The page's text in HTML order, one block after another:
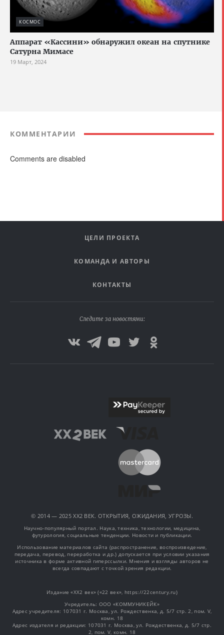
КОСМОС
Аппарат «Кассини» обнаружил океан на спутнике
Сатурна Мимасе
19 Март, 2024
КОММЕНТАРИИ
Comments are disabled
ЦЕЛИ ПРОЕКТА
КОМАНДА И АВТОРЫ
КОНТАКТЫ
Следите за новостями:
© 2014 — 2025 XX2 ВЕК. ОТКРЫТИЯ, ОЖИДАНИЯ, УГРОЗЫ.
Научно-популярный портал. Наука, техника, технологии, медицина,
футурология, социальные тенденции. Новости и публикации.
Использование материалов сайта (распространение, воспроизведение,
передача, перевод, переработка и др.) допускается при условии указания
источника в форме активной гиперссылки. Мнения и взгляды авторов не
всегда совпадают с точкой зрения редакции.
Издание «XX2 век» («22 век», https://22century.ru)
Учредитель: OOO «КОММУНИКЕЙК»
Адрес учредителя: 107031 г. Москва, ул. Рождественка, д. 5/7 стр. 2, пом. V,
комн. 18
Адрес издателя и редакции: 107031 г. Москва, ул. Рождественка, д. 5/7 стр.
2, пом. V, комн. 18